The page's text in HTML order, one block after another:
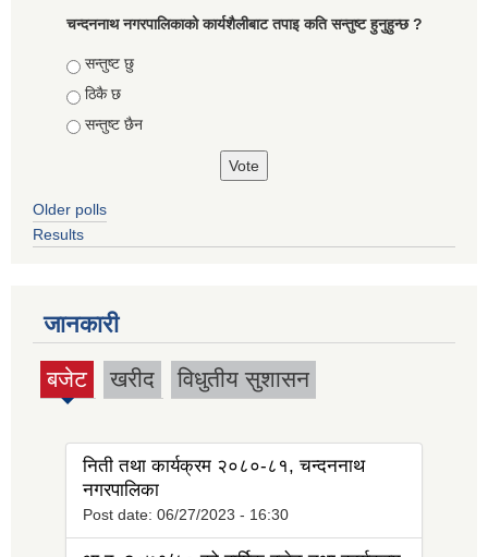
चन्दननाथ नगरपालिकाको कार्यशैलीबाट तपाइ कति सन्तुष्ट हुनुहुन्छ ?
Choices
सन्तुष्ट छु
ठिकै छ
सन्तुष्ट छैन
Older polls
Results
जानकारी
बजेट
(active
खरीद विधुतीय सुशासन
निती तथा कार्यक्रम २०८०-८१, चन्दननाथ
नगरपालिका
Post date: 06/27/2023 - 16:30